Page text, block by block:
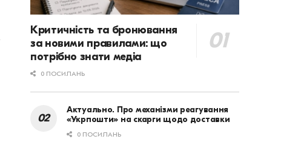
Критичність та бронювання
за новими правилами: що
потрібно знати медіа
0 ПОСИЛАНЬ
Актуально. Про механізми реагування
«Укрпошти» на скарги щодо доставки
0 ПОСИЛАНЬ